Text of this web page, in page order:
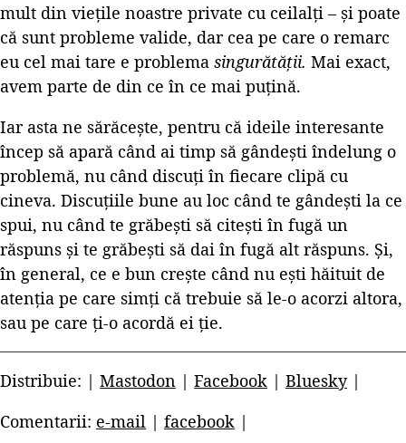
mult din viețile noastre private cu ceilalți – și poate
că sunt probleme valide, dar cea pe care o remarc
eu cel mai tare e problema singurătății. Mai exact,
avem parte de din ce în ce mai puțină.
Iar asta ne sărăcește, pentru că ideile interesante
încep să apară când ai timp să gândești îndelung o
problemă, nu când discuți în fiecare clipă cu
cineva. Discuțiile bune au loc când te gândești la ce
spui, nu când te grăbești să citești în fugă un
răspuns și te grăbești să dai în fugă alt răspuns. Și,
în general, ce e bun crește când nu ești hăituit de
atenția pe care simți că trebuie să le-o acorzi altora,
sau pe care ți-o acordă ei ție.
Distribuie: | Mastodon | Facebook | Bluesky|
Comentarii: e-mail | facebook |